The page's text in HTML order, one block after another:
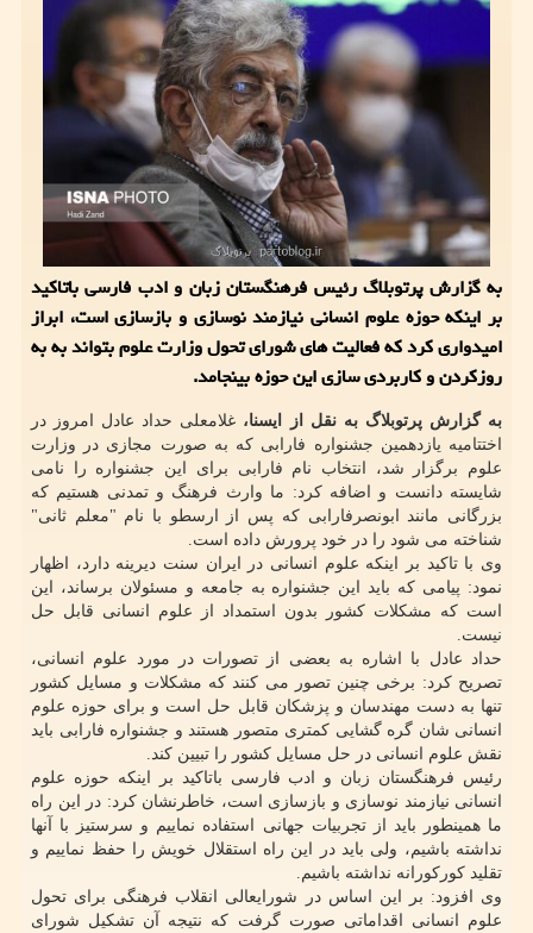
به گزارش پرتوبلاگ رئیس فرهنگستان زبان و ادب فارسی باتاكید
بر اینكه حوزه علوم انسانی نیازمند نوسازی و بازسازی است، ابراز
امیدواری كرد كه فعالیت های شورای تحول وزارت علوم بتواند به به
روزكردن و كاربردی سازی این حوزه بینجامد.
به گزارش پرتوبلاگ به نقل از ایسنا، غلامعلی حداد عادل امروز در
اختتامیه یازدهمین جشنواره فارابی که به صورت مجازی در وزارت
علوم برگزار شد، انتخاب نام فارابی برای این جشنواره را نامی
شایسته دانست و اضافه کرد: ما وارث فرهنگ و تمدنی هستیم که
بزرگانی مانند ابونصرفارابی که پس از ارسطو با نام "معلم ثانی"
شناخته می شود را در خود پرورش داده است.
وی با تاکید بر اینکه علوم انسانی در ایران سنت دیرینه دارد، اظهار
نمود: پیامی که باید این جشنواره به جامعه و مسئولان برساند، این
است که مشکلات کشور بدون استمداد از علوم انسانی قابل حل
نیست.
حداد عادل با اشاره به بعضی از تصورات در مورد علوم انسانی،
تصریح کرد: برخی چنین تصور می کنند که مشکلات و مسایل کشور
تنها به دست مهندسان و پزشکان قابل حل است و برای حوزه علوم
انسانی شان گره گشایی کمتری متصور هستند و جشنواره فارابی باید
نقش علوم انسانی در حل مسایل کشور را تبیین کند.
رئیس فرهنگستان زبان و ادب فارسی باتاکید بر اینکه حوزه علوم
انسانی نیازمند نوسازی و بازسازی است، خاطرنشان کرد: در این راه
ما همینطور باید از تجربیات جهانی استفاده نماییم و سرستیز با آنها
نداشته باشیم، ولی باید در این راه استقلال خویش را حفظ نماییم و
تقلید کورکورانه نداشته باشیم.
وی افزود: بر این اساس در شورایعالی انقلاب فرهنگی برای تحول
علوم انسانی اقداماتی صورت گرفت که نتیجه آن تشکیل شورای